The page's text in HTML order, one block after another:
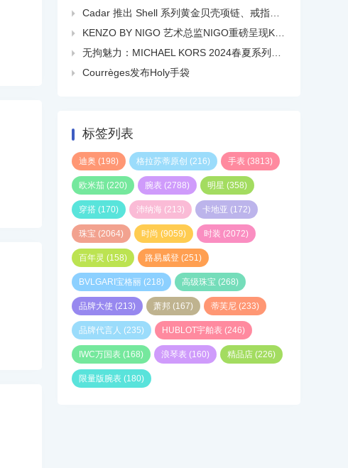

Cadar 推出 Shell 系列黄金贝壳项链、戒指、耳环等

KENZO BY NIGO 艺术总监NIGO重磅呈现KENZO 2024春夏系列广告大片

无拘魅力：MICHAEL KORS 2024春夏系列广告大片正式发布

Courrèges发布Holy手袋
标签列表
迪奥 (198) 格拉苏蒂原创 (216) 手表 (3813)
欧米茄 (220) 腕表 (2788) 明星 (358)
穿搭 (170) 沛纳海 (213) 卡地亚 (172)
珠宝 (2064) 时尚 (9059) 时装 (2072)
百年灵 (158) 路易威登 (251)
BVLGARI宝格丽 (218) 高级珠宝 (268)
品牌大使 (213) 萧邦 (167) 蒂芙尼 (233)
品牌代言人 (235) HUBLOT宇舶表 (246)
IWC万国表 (168) 浪琴表 (160) 精品店 (226)
限量版腕表 (180)